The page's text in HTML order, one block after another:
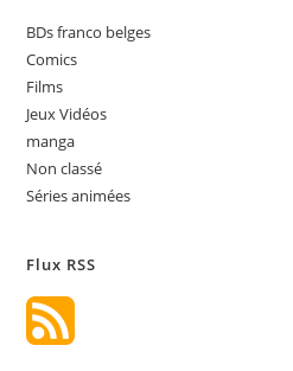
BDs franco belges
Comics
Films
Jeux Vidéos
manga
Non classé
Séries animées
Flux RSS